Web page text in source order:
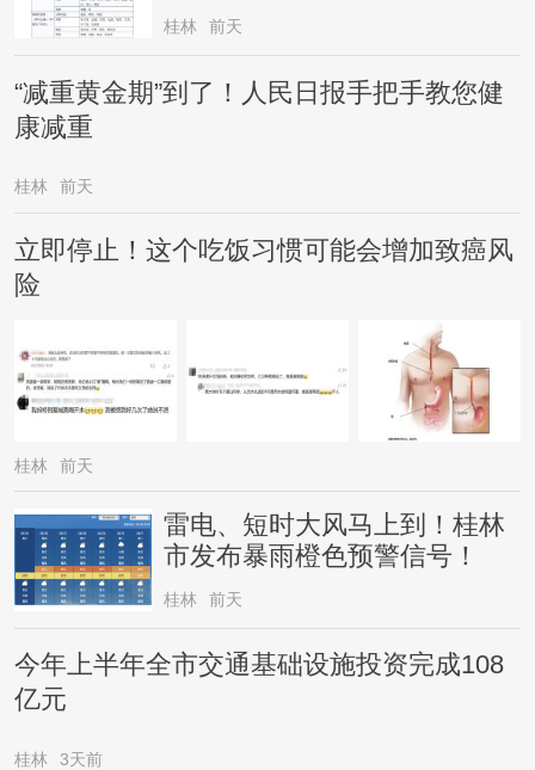
桂林 前天
“减重黄金期”到了！人民日报手把手教您健
康减重
桂林 前天
立即停止！这个吃饭习惯可能会增加致癌风
险
桂林 前天
雷电、短时大风马上到！桂林
市发布暴雨橙色预警信号！
桂林 前天
今年上半年全市交通基础设施投资完成108
亿元
桂林 3天前